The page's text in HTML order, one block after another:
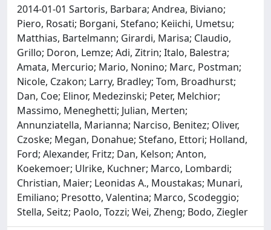
2014-01-01 Sartoris, Barbara; Andrea, Biviano;
Piero, Rosati; Borgani, Stefano; Keiichi, Umetsu;
Matthias, Bartelmann; Girardi, Marisa; Claudio,
Grillo; Doron, Lemze; Adi, Zitrin; Italo, Balestra;
Amata, Mercurio; Mario, Nonino; Marc, Postman;
Nicole, Czakon; Larry, Bradley; Tom, Broadhurst;
Dan, Coe; Elinor, Medezinski; Peter, Melchior;
Massimo, Meneghetti; Julian, Merten;
Annunziatella, Marianna; Narciso, Benitez; Oliver,
Czoske; Megan, Donahue; Stefano, Ettori; Holland,
Ford; Alexander, Fritz; Dan, Kelson; Anton,
Koekemoer; Ulrike, Kuchner; Marco, Lombardi;
Christian, Maier; Leonidas A., Moustakas; Munari,
Emiliano; Presotto, Valentina; Marco, Scodeggio;
Stella, Seitz; Paolo, Tozzi; Wei, Zheng; Bodo, Ziegler